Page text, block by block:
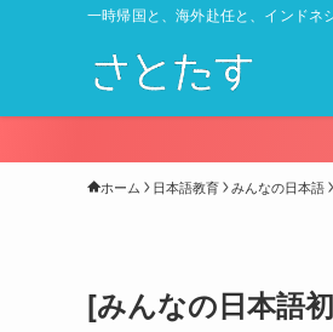
一時帰国と、海外赴任と、インドネ
ホーム 日本語教育 みんなの日本語
[みんなの日本語